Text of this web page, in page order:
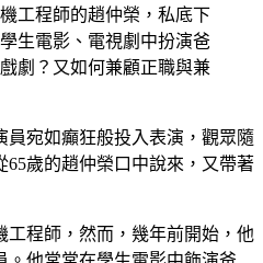
工程師的趙仲榮，私底下
生電影、電視劇中扮演爸
劇？又如何兼顧正職與兼
員宛如癲狂般投入表演，觀眾隨
65歲的趙仲榮口中說來，又帶著
工程師，然而，幾年前開始，他